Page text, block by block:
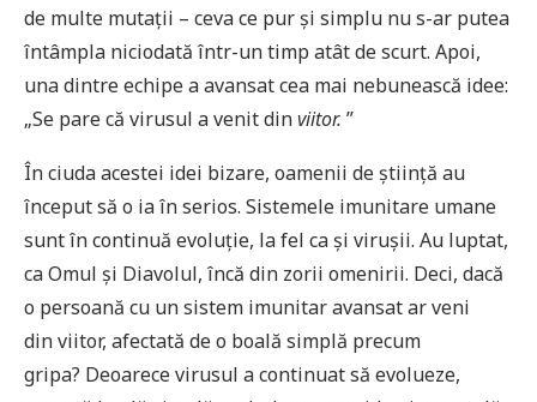
de multe mutații – ceva ce pur și simplu nu s-ar putea
întâmpla niciodată într-un timp atât de scurt. Apoi,
una dintre echipe a avansat cea mai nebunească idee:
„Se pare că virusul a venit dinviitor. ”
În ciuda acestei idei bizare, oamenii de știință au
început să o ia în serios. Sistemele imunitare umane
sunt în continuă evoluție, la fel ca și virușii. Au luptat,
ca Omul și Diavolul, încă din zorii omenirii. Deci, dacă
o persoană cu un sistem imunitar avansat ar veni
din viitor, afectată de o boală simplă precum
gripa? Deoarece virusul a continuat să evolueze,